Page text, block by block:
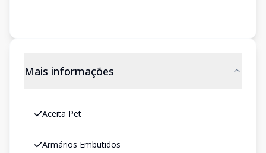
Mais informações
Aceita Pet
Armários Embutidos